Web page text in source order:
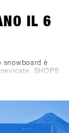
IL 6
snowboard è
SHOPS
Vieni a
più